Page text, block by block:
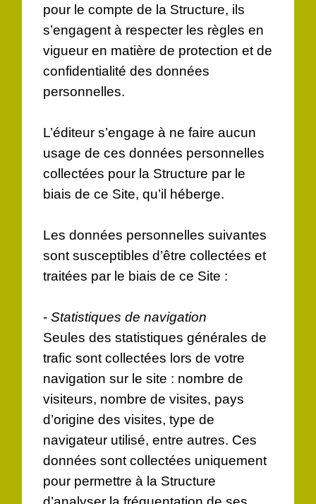
pour le compte de la Structure, ils
s’engagent à respecter les règles en
vigueur en matière de protection et de
confidentialité des données
personnelles.
L’éditeur s’engage à ne faire aucun
usage de ces données personnelles
collectées pour la Structure par le
biais de ce Site, qu’il héberge.
Les données personnelles suivantes
sont susceptibles d’être collectées et
traitées par le biais de ce Site :
-Statistiques de navigation
Seules des statistiques générales de
trafic sont collectées lors de votre
navigation sur le site : nombre de
visiteurs, nombre de visites, pays
d’origine des visites, type de
navigateur utilisé, entre autres. Ces
données sont collectées uniquement
pour permettre à la Structure
d’analyser la fréquentation de ses